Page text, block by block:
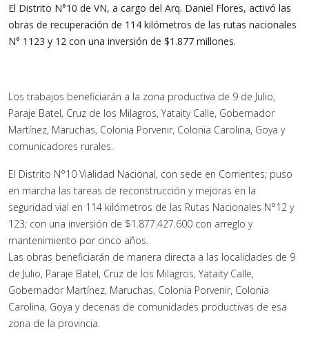
El Distrito N°10 de VN, a cargo del Arq. Daniel Flores, activó las
obras de recuperación de 114 kilómetros de las rutas nacionales
N° 1123 y 12 con una inversión de $1.877 millones.
Los trabajos beneficiarán a la zona productiva de 9 de Julio,
Paraje Batel, Cruz de los Milagros, Yataity Calle, Gobernador
Martínez, Maruchas, Colonia Porvenir, Colonia Carolina, Goya y
comunicadores rurales.
El Distrito N°10 Vialidad Nacional, con sede en Corrientes; puso
en marcha las tareas de reconstrucción y mejoras en la
seguridad vial en 114 kilómetros de las Rutas Nacionales N°12 y
123; con una inversión de $1.877.427.600 con arreglo y
mantenimiento por cinco años.
Las obras beneficiarán de manera directa a las localidades de 9
de Julio, Paraje Batel, Cruz de los Milagros, Yataity Calle,
Gobernador Martínez, Maruchas, Colonia Porvenir, Colonia
Carolina, Goya y decenas de comunidades productivas de esa
zona de la provincia.